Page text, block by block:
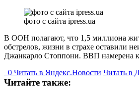
фото с сайта ipress.ua
В ООН полагают, что 1,5 миллиона
обстрелов, жизни в страхе оставили
Джанкарло Стоппони. ВВП намерена
0 Читать в Яндекс.Новости Читать в
Читайте также: